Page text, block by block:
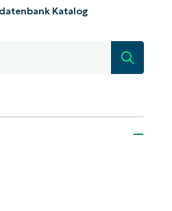
Katalog
Suche